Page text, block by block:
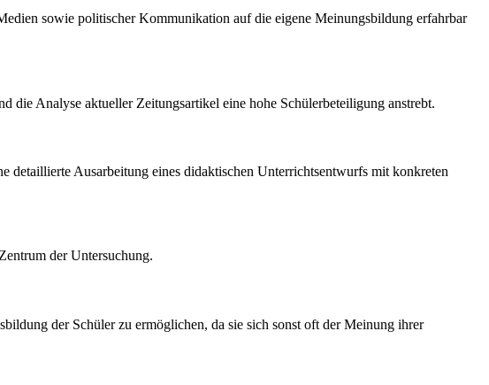
sowie politischer Kommunikation auf die eigene Meinungsbildung erfahrbar
die Analyse aktueller Zeitungsartikel eine hohe Schülerbeteiligung anstrebt.
detaillierte Ausarbeitung eines didaktischen Unterrichtsentwurfs mit konkreten
der Untersuchung.
der Schüler zu ermöglichen, da sie sich sonst oft der Meinung ihrer